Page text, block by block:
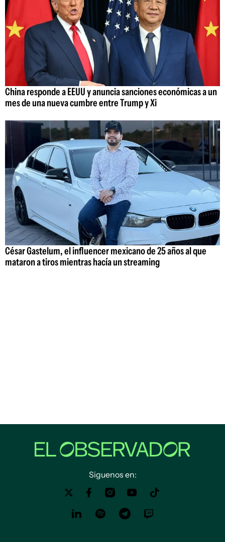
China responde a EEUU y anuncia sanciones económicas a un
mes de una nueva cumbre entre Trump y Xi
César Gastelum, el influencer mexicano de 25 años al que
mataron a tiros mientras hacía un streaming
Siguenos en: